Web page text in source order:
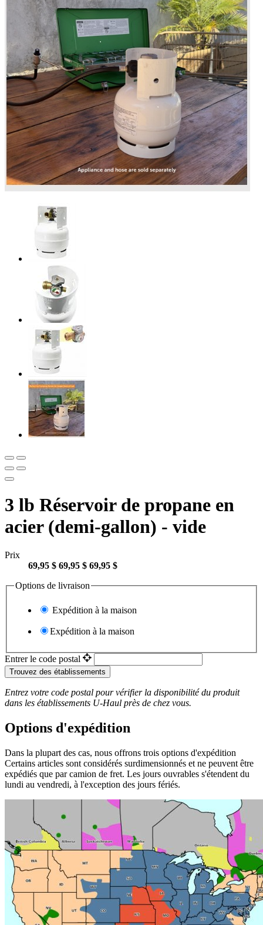
3 lb Réservoir de propane en
acier (demi-gallon) - vide
Prix
69,95 $ 69,95 $ 69,95 $
Options de livraison
Expédition à la maison
Expédition à la maison
Entrer le code postal
Trouvez des établissements
Entrez votre code postal pour vérifier la disponibilité du produit
dans les établissements U-Haul près de chez vous.
Options d'expédition
Dans la plupart des cas, nous offrons trois options d'expédition
Certains articles sont considérés surdimensionnés et ne peuvent être
expédiés que par camion de fret. Les jours ouvrables s'étendent du
lundi au vendredi, à l'exception des jours fériés.